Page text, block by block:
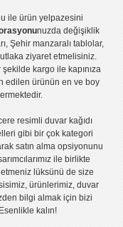
ile ürün yelpazesini
nuzda değişiklik
, Şehir manzaralı tablolar,
ziyaret etmelisiniz.
şekilde kargo ile kapınıza
edilen ürünün en ve boy
resimli duvar kağıdı
gibi bir çok kategori
satın alma opsiyonunu
ile birlikte
lüksünü de size
ürünlerimiz, duvar
bilgi almak için bizi
kalın!